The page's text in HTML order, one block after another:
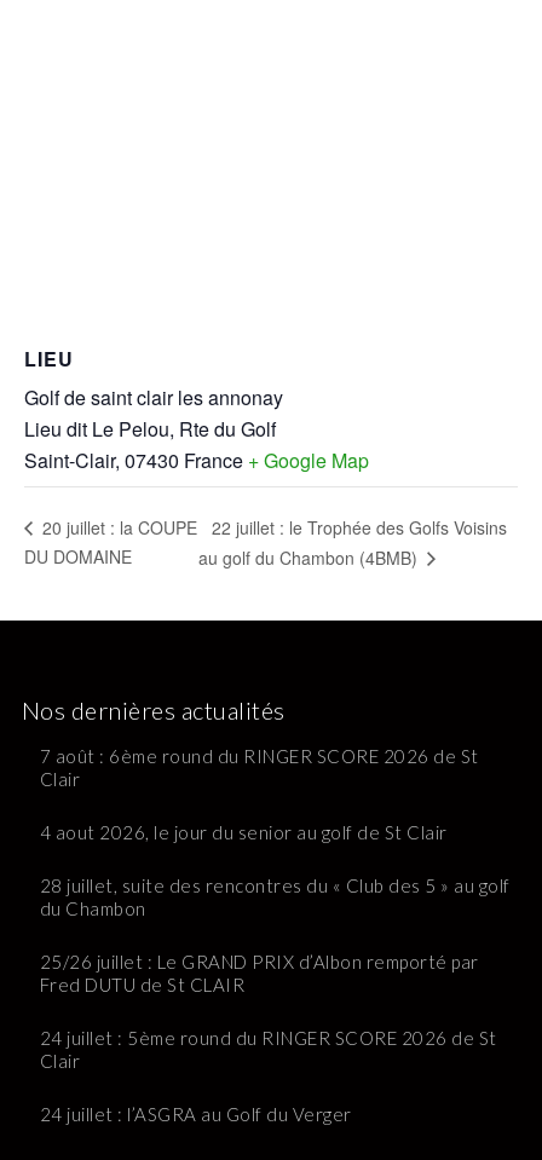
LIEU
Golf de saint clair les annonay
Lieu dit Le Pelou, Rte du Golf
Saint-Clair, 07430 France + Google Map
20 juillet : la COUPE
DU DOMAINE
22 juillet : le Trophée des Golfs Voisins
au golf du Chambon (4BMB)
Nos dernières actualités
7 août : 6ème round du RINGER SCORE 2026 de St
Clair
4 aout 2026, le jour du senior au golf de St Clair
28 juillet, suite des rencontres du « Club des 5 » au golf
du Chambon
25/26 juillet : Le GRAND PRIX d’Albon remporté par
Fred DUTU de St CLAIR
24 juillet : 5ème round du RINGER SCORE 2026 de St
Clair
24 juillet : l’ASGRA au Golf du Verger